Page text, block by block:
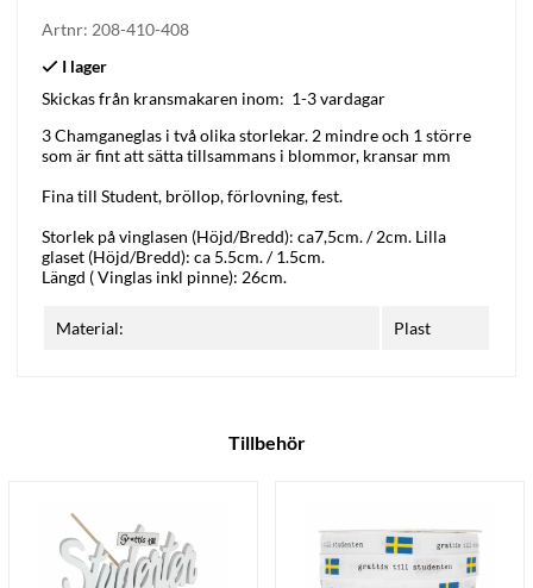
Artnr: 208-410-408
Skickas från kransmakaren inom: 1-3 vardagar
3 Chamganeglas i två olika storlekar. 2 mindre och 1 större
som är fint att sätta tillsammans i blommor, kransar mm
Fina till Student, bröllop, förlovning, fest.
Storlek på vinglasen (Höjd/Bredd): ca7,5cm. / 2cm. Lilla
glaset (Höjd/Bredd): ca 5.5cm. / 1.5cm.
Längd ( Vinglas inkl pinne): 26cm.
Material: Plast
Tillbehör